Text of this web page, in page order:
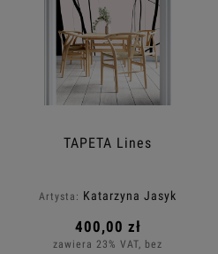
TAPETA Lines
Artysta: Katarzyna Jasyk
400,00 zł
zawiera 23% VAT, bez